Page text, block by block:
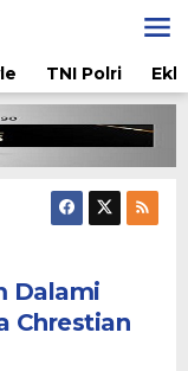
TNI Polri
Dalami
Chrestian